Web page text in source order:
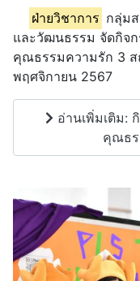
ฝ่ายวิชาการ กลุ่ม
และวัฒนธรรม จัดกิจก
คุณธรรมความรัก 3 ส
พฤศจิกายน 2567
อ่านเพิ่มเติม:
คุณธร